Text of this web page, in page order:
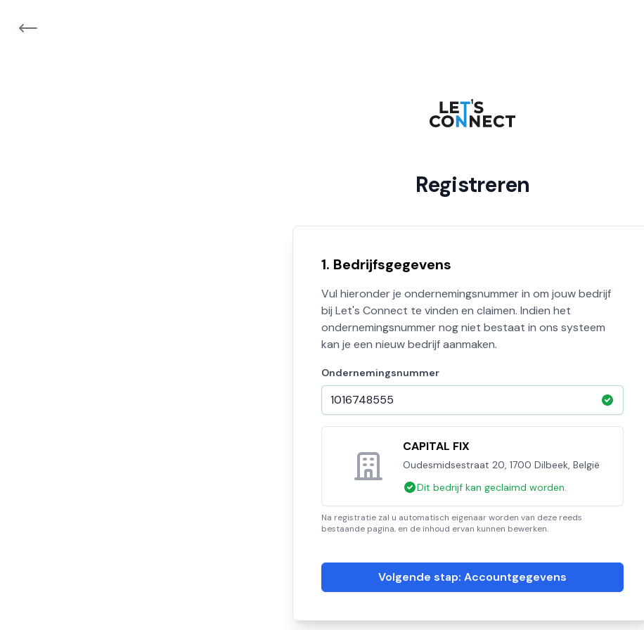
Registreren
1. Bedrijfsgegevens
Vul hieronder je ondernemingsnummer in om jouw bedrijf
bij Let's Connect te vinden en claimen. Indien het
ondernemingsnummer nog niet bestaat in ons systeem
kan je een nieuw bedrijf aanmaken.
Ondernemingsnummer
CAPITAL FIX
Oudesmidsestraat 20, 1700 Dilbeek, België
Dit bedrijf kan geclaimd worden.
Na registratie zal u automatisch eigenaar worden van deze reeds
bestaande pagina, en de inhoud ervan kunnen bewerken.
Volgende stap: Accountgegevens